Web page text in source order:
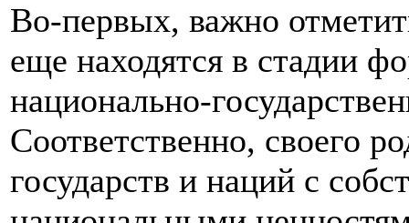
Во-первых, важно
еще находятся в стадии
национально-
Соответственно, своего
государств и наций с